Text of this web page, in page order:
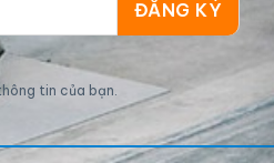
tin của bạn.